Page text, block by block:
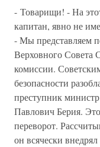
- Товарищи! - На
капитан, явно не
- Мы представляем
Верховного Совета
комиссии.
безопасности
преступник
Павлович Берия.
переворот.
он всячески